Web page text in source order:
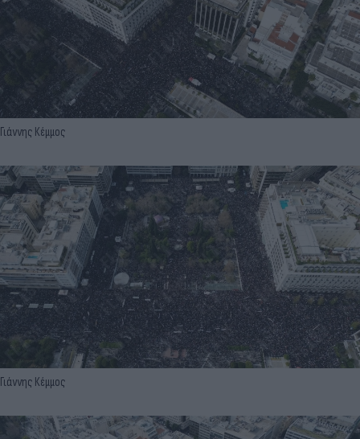
Γιάννης Κέμμος
Γιάννης Κέμμος